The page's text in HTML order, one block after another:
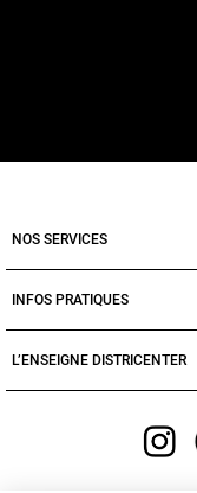
NOS SERVICES
INFOS PRATIQUES
L’ENSEIGNE DISTRICENTER